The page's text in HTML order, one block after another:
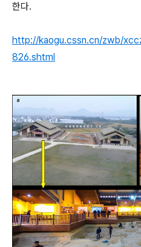
한다.
http://kaogu.cssn.cn/zwb/
826.shtml